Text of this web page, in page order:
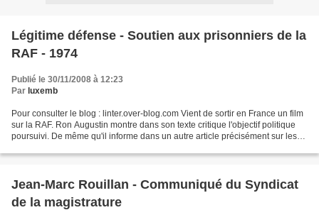
Légitime défense - Soutien aux prisonniers de la
RAF - 1974
Publié le 30/11/2008 à 12:23
Par luxemb
Pour consulter le blog : linter.over-blog.com Vient de sortir en France un film
sur la RAF. Ron Augustin montre dans son texte critique l'objectif politique
poursuivi. De même qu'il informe dans un autre article précisément sur les
Jean-Marc Rouillan - Communiqué du Syndicat
de la magistrature